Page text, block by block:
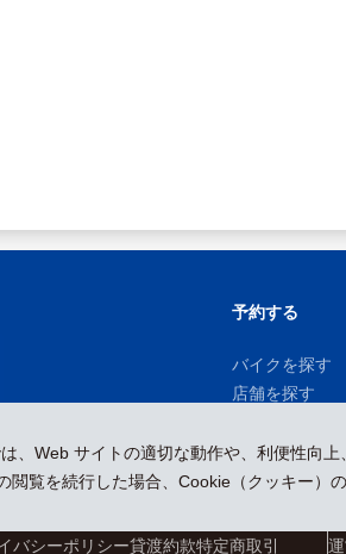
、Web サイトの適切な動作や、利便性向
閲覧を続行した場合、Cookie（クッキー）
予約する
バイクを探す
店舗を探す
バシーポリシー貸渡約款特定商取引